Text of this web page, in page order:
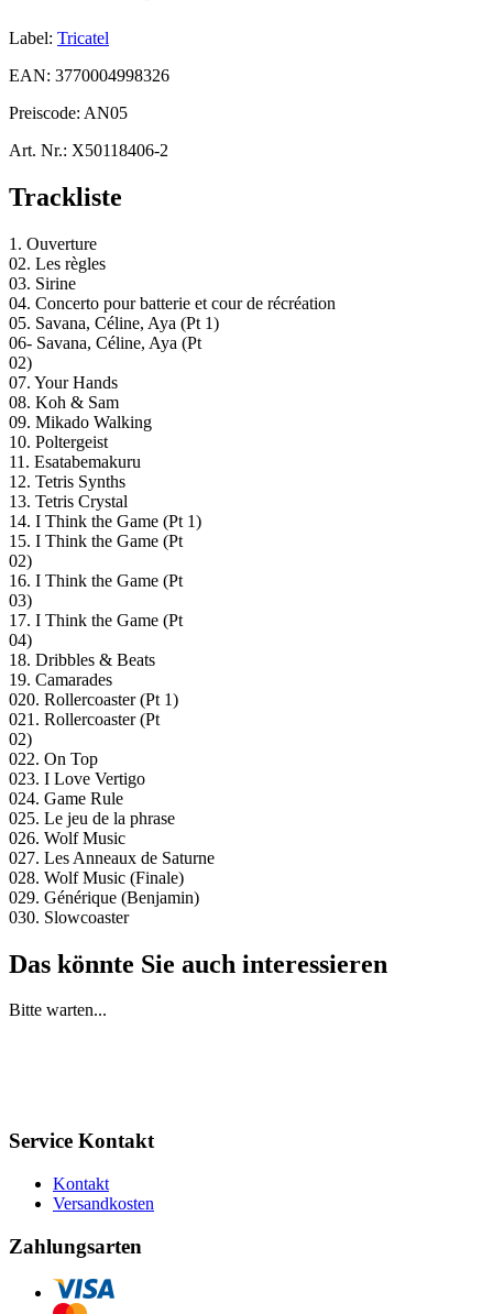
Label: Tricatel
EAN: 3770004998326
Preiscode: AN05
Art. Nr.: X50118406-2
Trackliste
1. Ouverture
02. Les règles
03. Sirine
04. Concerto pour batterie et cour de récréation
05. Savana, Céline, Aya (Pt 1)
06- Savana, Céline, Aya (Pt
02)
07. Your Hands
08. Koh & Sam
09. Mikado Walking
10. Poltergeist
11. Esatabemakuru
12. Tetris Synths
13. Tetris Crystal
14. I Think the Game (Pt 1)
15. I Think the Game (Pt
02)
16. I Think the Game (Pt
03)
17. I Think the Game (Pt
04)
18. Dribbles & Beats
19. Camarades
020. Rollercoaster (Pt 1)
021. Rollercoaster (Pt
02)
022. On Top
023. I Love Vertigo
024. Game Rule
025. Le jeu de la phrase
026. Wolf Music
027. Les Anneaux de Saturne
028. Wolf Music (Finale)
029. Générique (Benjamin)
030. Slowcoaster
Das könnte Sie auch interessieren
Bitte warten...
Service Kontakt
Kontakt
Versandkosten
Zahlungsarten